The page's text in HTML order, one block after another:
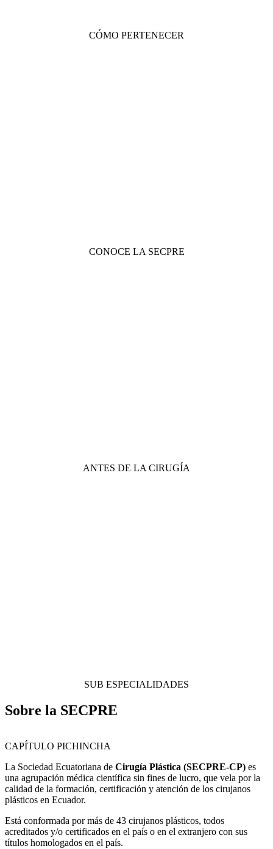
CÓMO PERTENECER
CONOCE LA SECPRE
ANTES DE LA CIRUGÍA
SUB ESPECIALIDADES
Sobre la SECPRE
CAPÍTULO PICHINCHA
La Sociedad Ecuatoriana de Cirugía Plástica (SECPRE-CP) es
una agrupación médica científica sin fines de lucro, que vela por la
calidad de la formación, certificación y atención de los cirujanos
plásticos en Ecuador.
Está conformada por más de 43 cirujanos plásticos, todos
acreditados y/o certificados en el país o en el extranjero con sus
títulos homologados en el país.